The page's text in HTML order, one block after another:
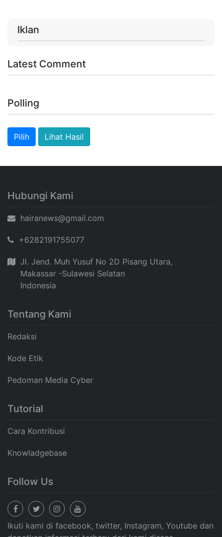
Iklan
Latest Comment
Polling
Lihat Hasil
Hubungi Kami
hairanews@gmail.com
+6282191755077
Jl. Jend. Muh Yusuf No 2D Pisang Utara,
Makassar -Sulawesi Selatan
Indonesia
Tentang Kami
Redaksi
Kode Etik
Pedoman Media Cyber
Tutorial
Cara Kontribusi
Knowladgebase
Follow Us
Ikuti kami di facebook, twitter, Instagram, Youtube dan